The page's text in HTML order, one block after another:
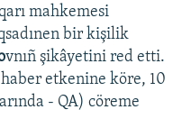
mahkemesi
bir kişilik
vnıñ şikâyetini red etti.
etkenine köre, 10
- QA) cöreme